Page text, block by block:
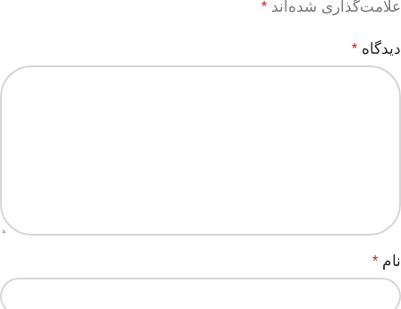
علامت‌گذاری شده‌اند *
دیدگاه *
نام *